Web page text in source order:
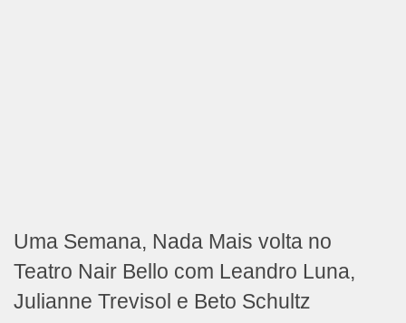
Uma Semana, Nada Mais volta no
Teatro Nair Bello com Leandro Luna,
Julianne Trevisol e Beto Schultz